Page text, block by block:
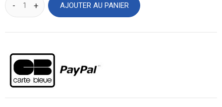
AJOUTER AU PANIER